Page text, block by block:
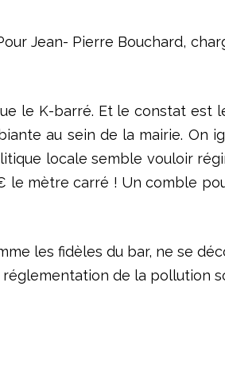
Jean- Pierre Bouchard,
le K-barré. Et le constat est
au sein de la mairie. On
locale semble vouloir
mètre carré ! Un comble
les fidèles du bar, ne se
de la pollution